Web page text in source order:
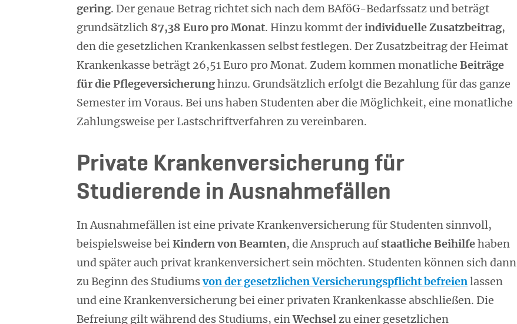
gering. Der genaue Betrag richtet sich nach dem BAföG-Bedarfssatz und beträgt
grundsätzlich 87,38 Euro pro Monat. Hinzu kommt derindividuelle Zusatzbeitrag,
den die gesetzlichen Krankenkassen selbst festlegen. Der Zusatzbeitrag der Heimat
Krankenkasse beträgt 26,51 Euro pro Monat. Zudem kommen monatliche Beiträge
für die Pflegeversicherunghinzu. Grundsätzlich erfolgt die Bezahlung für das ganze
Semester im Voraus. Bei uns haben Studenten aber die Möglichkeit, eine monatliche
Zahlungsweise per Lastschriftverfahren zu vereinbaren.
Private Krankenversicherung für
Studierende in Ausnahmefällen
In Ausnahmefällen ist eine private Krankenversicherung für Studenten sinnvoll,
beispielsweise beiKindern von Beamten, die Anspruch aufstaatliche Beihilfehaben
und später auch privat krankenversichert sein möchten. Studenten können sich dann
zu Beginn des Studiumsvon der gesetzlichen Versicherungspflicht befreienlassen
und eine Krankenversicherung bei einer privaten Krankenkasse abschließen. Die
Befreiung gilt während des Studiums, einWechselzu einer gesetzlichen